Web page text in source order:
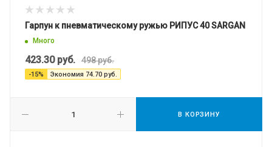
Гарпун к пневматическому ружью РИПУС 40 SARGAN
Много
423.30руб. 498руб.
-15% Экономия 74.70 руб.
В КОРЗИНУ